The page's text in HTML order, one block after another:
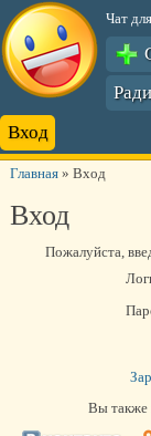
Чат
Вход
Главная» Вход
Вход
Пожалуйста,
Вы также